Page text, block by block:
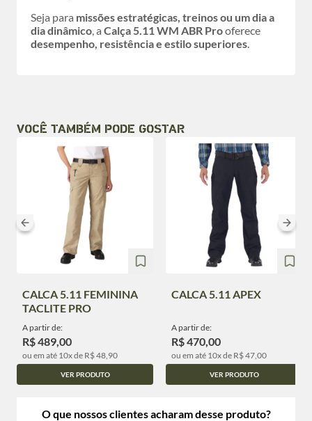
Seja para missões estratégicas, treinos ou um dia a
dia dinâmico, a Calça 5.11 WM ABR Prooferece
desempenho, resistência e estilo superiores.
VOCÊ TAMBÉM PODE GOSTAR
CALCA 5.11 FEMININA
TACLITE PRO
A partir de:
R$ 489,00
ou em até 10x de R$ 48,90
VER PRODUTO
CALCA 5.11 APEX
A partir de:
R$ 470,00
ou em até 10x de R$ 47,00
VER PRODUTO
O que nossos clientes acharam desse produto?